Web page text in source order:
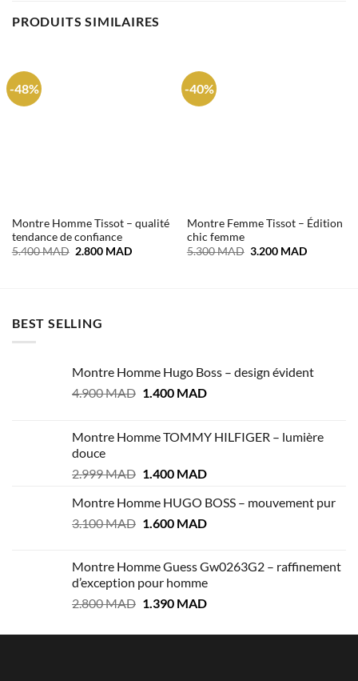
PRODUITS SIMILAIRES
-48%
Montre Homme Tissot – qualité
tendance de confiance
5.400MAD Le
2.800 MADLe
-40%
Montre Femme Tissot – Édition
chic femme
5.300MAD Le
3.200 MADLe
BEST SELLING
Montre Homme Hugo Boss – design évident
4.900MAD Le
était :
1.400 MADLe
est :
Montre Homme TOMMY HILFIGER – lumière
douce
2.999MAD Le
initial
était :
1.400 MADLe
actuel
est :
Montre Homme HUGO BOSS – mouvement pur
3.100MAD Le
était :
3.100 MAD.
1.600 MADLe
est :
1.600 MAD.
Montre Homme Guess Gw0263G2 – raffinement
d’exception pour homme
2.800MAD Le
initial
1.390 MADLe
actuel